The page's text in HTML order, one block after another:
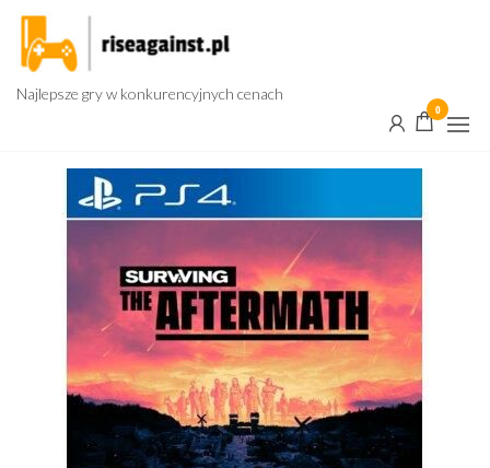
Przejdź
treści
Najlepsze gry w konkurencyjnych cenach
0